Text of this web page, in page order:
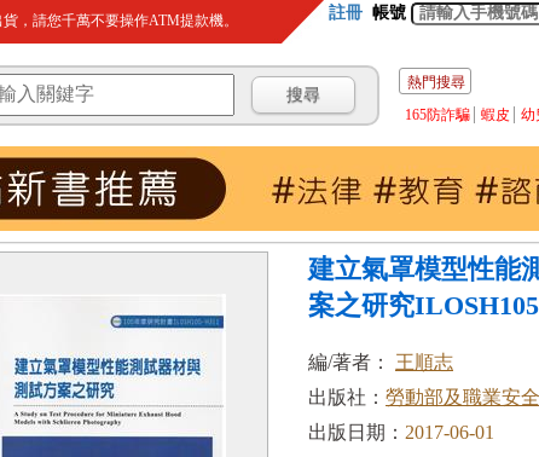
，請您千萬不要操作ATM提款機。 註冊 帳號
熱門搜尋
165防詐騙
蝦皮 幼
建立氣罩模型性能
案之研究
編/著者： 王順志
出版社： 勞動部及職業安
出版日期： 2017-06-01